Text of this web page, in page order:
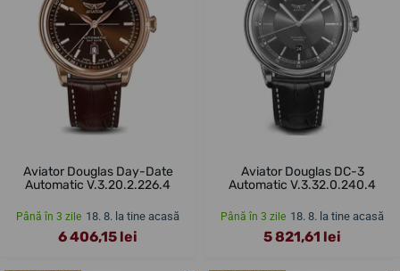
Aviator Douglas Day-Date
Automatic V.3.20.2.226.4
Până în 3 zile 18. 8. la tine acasă
6 406,15 lei
Aviator Douglas DC-3
Automatic V.3.32.0.240.4
Până în 3 zile 18. 8. la tine acasă
5 821,61 lei